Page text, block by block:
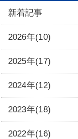
新着記事
2026年(10)
2025年(17)
2024年(12)
2023年(18)
2022年(16)